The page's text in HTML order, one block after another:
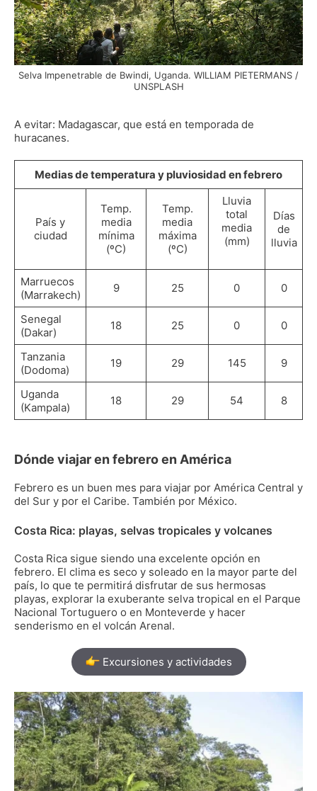
Selva Impenetrable de Bwindi, Uganda. WILLIAM PIETERMANS /
UNSPLASH
A evitar: Madagascar, que está en temporada de
huracanes.
Medias de temperatura y pluviosidad en febrero
País y
ciudad
Temp.
media
mínima
(ºC)
Temp.
media
máxima
(ºC)
Lluvia
total
media
(mm)
Días
de
lluvia
Marruecos
(Marrakech)
9 25 0 0
Senegal
(Dakar)
18 25 0 0
Tanzania
(Dodoma)
19 29 145 9
Uganda
(Kampala)
18 29 54 8
Dónde viajar en febrero en América
Febrero es un buen mes para viajar por América Central y
del Sur y por el Caribe. También por México.
Costa Rica: playas, selvas tropicales y volcanes
Costa Rica sigue siendo una excelente opción en
febrero. El clima es seco y soleado en la mayor parte del
país, lo que te permitirá disfrutar de sus hermosas
playas, explorar la exuberante selva tropical en el Parque
Nacional Tortuguero o en Monteverde y hacer
senderismo en el volcán Arenal.
Excursiones y actividades